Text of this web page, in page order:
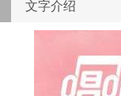
文字介绍